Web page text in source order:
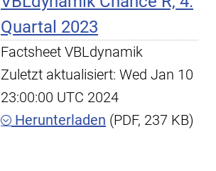
Quartal 2023
Factsheet VBLdynamik
Zuletzt aktualisiert: Wed Jan 10
23:00:00 UTC 2024
Herunterladen (PDF, 237 KB)